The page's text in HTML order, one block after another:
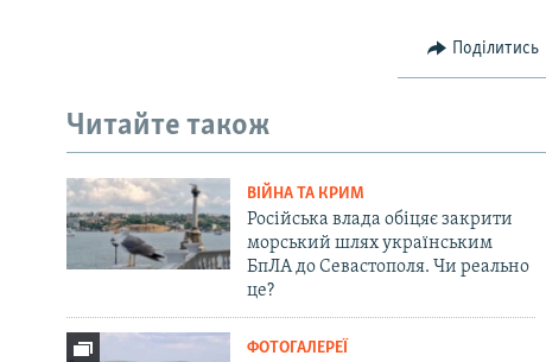
Поділитись
Читайте також
ВІЙНА ТА КРИМ
Російська влада обіцяє закрити
морський шлях українським
БпЛА до Севастополя. Чи реально
це?
ФОТОГАЛЕРЕЇ